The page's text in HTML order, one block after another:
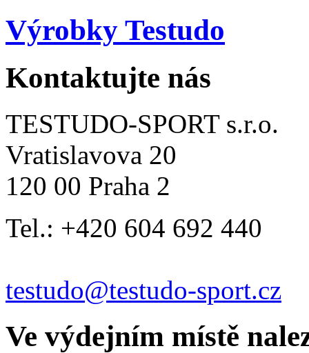
Výrobky Testudo
Kontaktujte nás
TESTUDO-SPORT s.r.o.
Vratislavova 20
120 00 Praha 2
Tel.: +420 604 692 440
testudo@testudo-sport.cz
Ve výdejním místě